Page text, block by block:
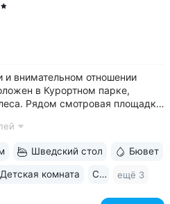
и внимательном отношении
в Курортном парке,
Рядом смотровая площадка.
Нижний и Верхний парки:
Шведский стол Бювет
Детская комната Спа ещё 3